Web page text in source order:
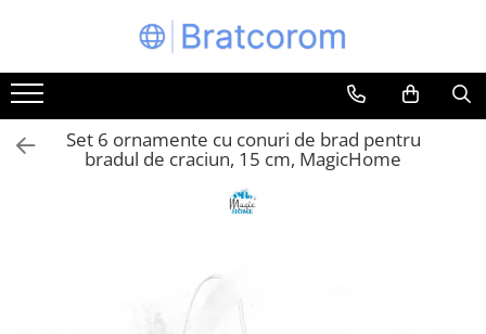
Toate Produsele
Articole animale
Adapatoare animale
Set 6 ornamente cu conuri de brad pentru
bradul de craciun, 15 cm, MagicHome